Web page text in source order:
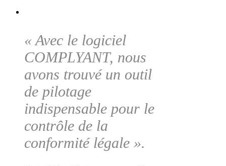
« Avec le logiciel
COMPLYANT, nous
avons trouvé un outil
de pilotage
indispensable pour le
contrôle de la
conformité légale ».